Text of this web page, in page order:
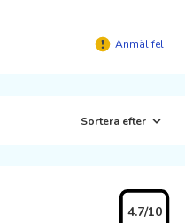
Anmäl fel
Sortera efter
4.7/10